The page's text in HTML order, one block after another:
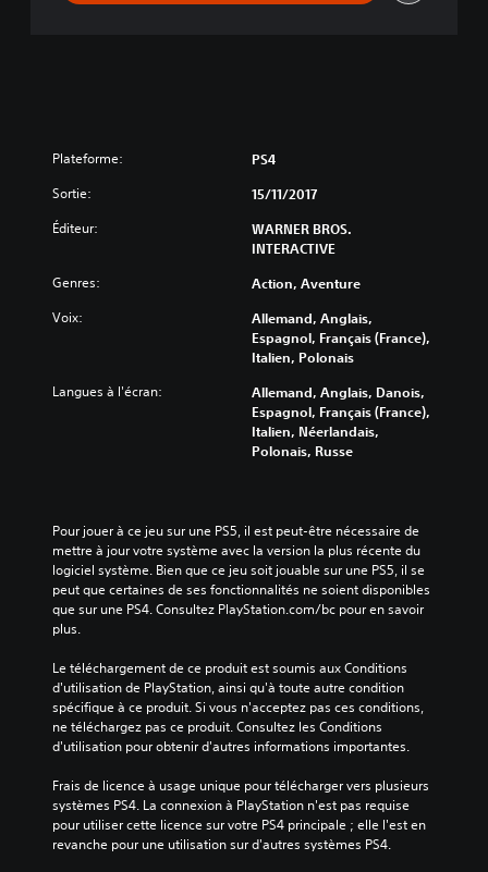
Plateforme: PS4
Sortie: 15/11/2017
Éditeur:
WARNER BROS.
INTERACTIVE
Genres: Action, Aventure
Voix:
Allemand, Anglais,
Espagnol, Français (France),
Italien, Polonais
Langues à l'écran:
Allemand, Anglais, Danois,
Espagnol, Français (France),
Italien, Néerlandais,
Polonais, Russe
Pour jouer à ce jeu sur une PS5, il est peut-être nécessaire de
mettre à jour votre système avec la version la plus récente du
logiciel système. Bien que ce jeu soit jouable sur une PS5, il se
peut que certaines de ses fonctionnalités ne soient disponibles
que sur une PS4. Consultez PlayStation.com/bc pour en savoir
plus.
Le téléchargement de ce produit est soumis aux Conditions
d'utilisation de PlayStation, ainsi qu'à toute autre condition
spécifique à ce produit. Si vous n'acceptez pas ces conditions,
ne téléchargez pas ce produit. Consultez les Conditions
d'utilisation pour obtenir d'autres informations importantes.
Frais de licence à usage unique pour télécharger vers plusieurs
systèmes PS4. La connexion à PlayStation n'est pas requise
pour utiliser cette licence sur votre PS4 principale ; elle l'est en
revanche pour une utilisation sur d'autres systèmes PS4.